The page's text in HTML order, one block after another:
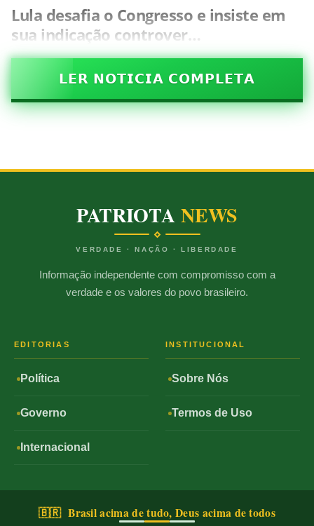
Lula desafia o Congresso e insiste em
sua indicação controver…
𝗟𝗘𝗥 𝗡𝗢𝗧𝗜𝗖𝗜𝗔 𝗖𝗢𝗠𝗣𝗟𝗘𝗧𝗔
PATRIOTANEWS
VERDADE · NAÇÃO · LIBERDADE
Informação independente com compromisso com a
verdade e os valores do povo brasileiro.
EDITORIAS
Política
Governo
Internacional
INSTITUCIONAL
Sobre Nós
Termos de Uso
🇧🇷 Brasil acima de tudo, Deus acima de todos